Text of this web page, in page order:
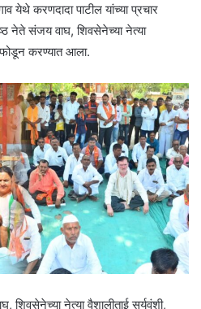
येथे करणदादा पाटील यांच्या प्रचार
नेते संजय वाघ, शिवसेनेच्या नेत्या
फोडून करण्यात आला.
शिवसेनेच्या नेत्या वैशालीताई सुर्यवंशी,